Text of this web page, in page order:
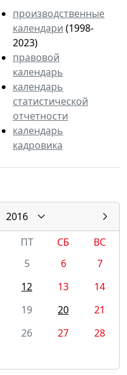
производственные
календари (1998-
2023)
правовой
календарь
календарь
статистической
отчетности
календарь
кадровика
2016
ПТ СБ
ВС
5 6
7
12 13
14
19 20
21
26 27
28